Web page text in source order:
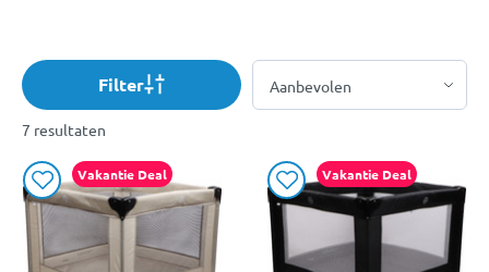
Filter
7 resultaten
Vakantie Deal Vakantie Deal